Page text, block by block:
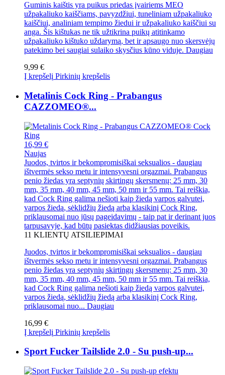
Guminis kaištis yra puikus priedas įvairiems MEO
užpakaliuko kaiščiams, pavyzdžiui, tuneliniam užpakaliuko
kaiščiui, analiniam tempimo žiedui ir užpakaliuko kaiščiui su
anga. Šis kištukas ne tik užtikrina puikų atitinkamo
užpakaliuko kištuko uždarymą, bet ir apsaugo nuo skersvėjų
patekimo bei saugiai sulaiko skysčius kūno viduje. Daugiau
9,99 €
Į krepšelį Pirkinių krepšelis
Metalinis Cock Ring - Prabangus
CAZZOMEO®...
16,99 €
Naujas
Juodos, tvirtos ir bekompromisiškai seksualios - daugiau
ištvermės sekso metu ir intensyvesni orgazmai. Prabangus
penio žiedas yra septynių skirtingų skersmenų: 25 mm, 30
mm, 35 mm, 40 mm, 45 mm, 50 mm ir 55 mm. Tai reiškia,
kad Cock Ring galima nešioti kaip žiedą varpos galvutei,
varpos žiedą, sėklidžių žiedą arba klasikinį Cock Ring,
priklausomai nuo jūsų pageidavimų - taip pat ir derinant juos
tarpusavyje, kad būtų pasiektas didžiausias poveikis.
11 KLIENTŲ ATSILIEPIMAI
Juodos, tvirtos ir bekompromisiškai seksualios - daugiau
ištvermės sekso metu ir intensyvesni orgazmai. Prabangus
penio žiedas yra septynių skirtingų skersmenų: 25 mm, 30
mm, 35 mm, 40 mm, 45 mm, 50 mm ir 55 mm. Tai reiškia,
kad Cock Ring galima nešioti kaip žiedą varpos galvutei,
varpos žiedą, sėklidžių žiedą arba klasikinį Cock Ring,
priklausomai nuo... Daugiau
16,99 €
Į krepšelį Pirkinių krepšelis
Sport Fucker Tailslide 2.0 - Su push-up...